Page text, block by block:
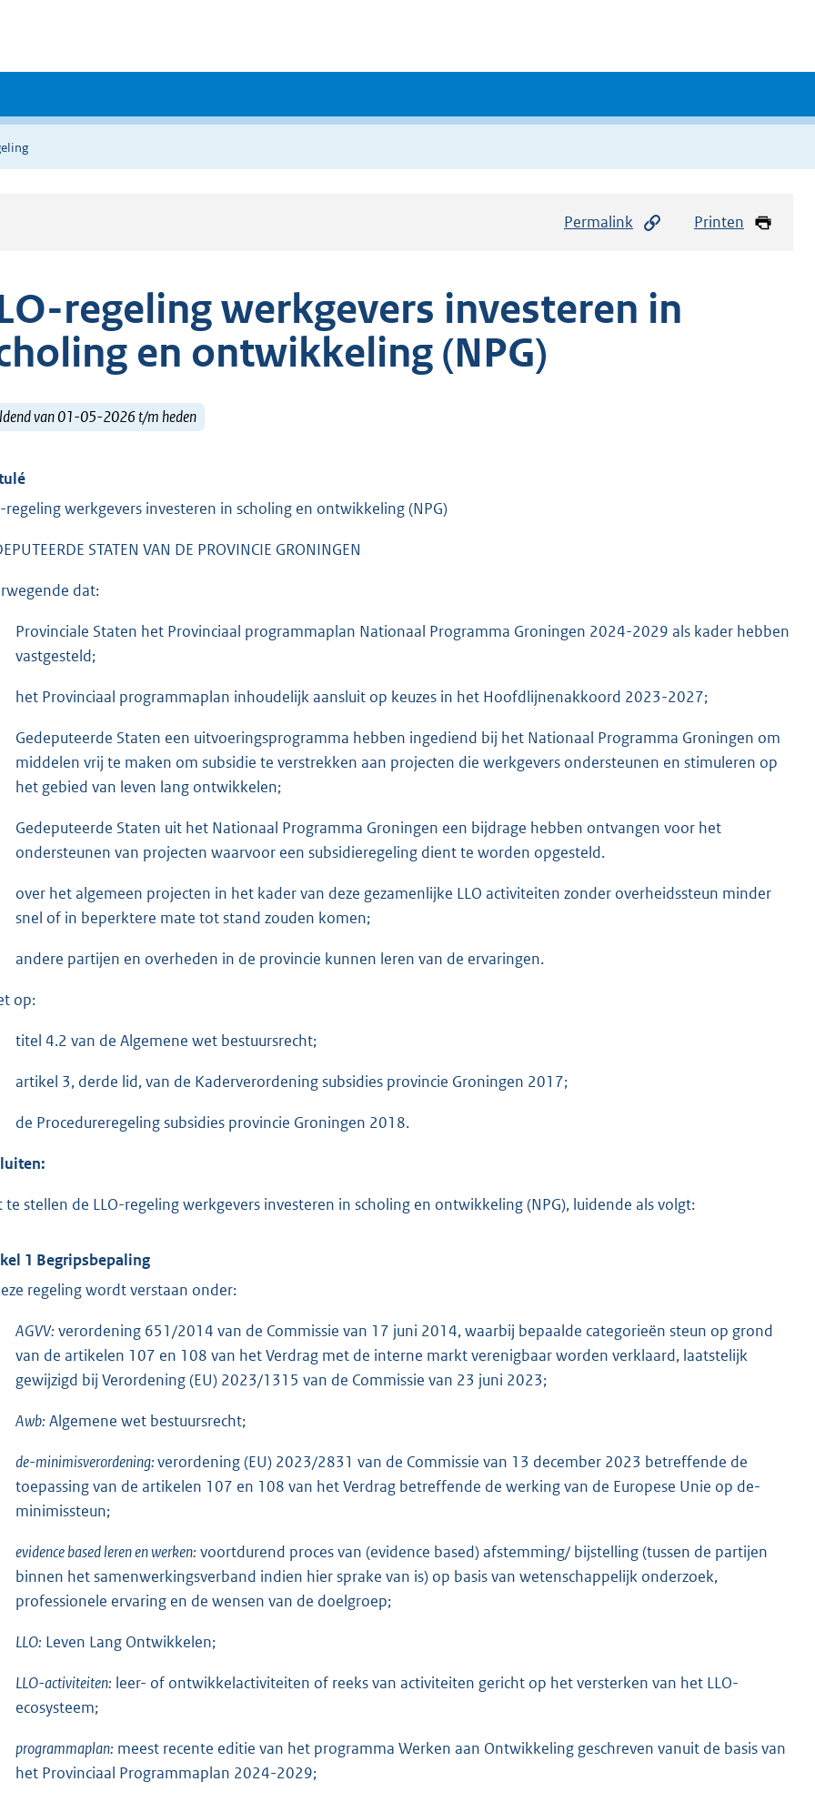
Permalink Printen
regeling werkgevers investeren in
en ontwikkeling (NPG)
van 01-05-2026 t/m heden
regeling werkgevers investeren in scholing en ontwikkeling (NPG)
STATEN VAN DE PROVINCIE GRONINGEN
dat:
Provinciale Staten het Provinciaal programmaplan Nationaal Programma Groningen 2024-2029 als kader hebben
vastgesteld;
het Provinciaal programmaplan inhoudelijk aansluit op keuzes in het Hoofdlijnenakkoord 2023-2027;
Gedeputeerde Staten een uitvoeringsprogramma hebben ingediend bij het Nationaal Programma Groningen om
middelen vrij te maken om subsidie te verstrekken aan projecten die werkgevers ondersteunen en stimuleren op
het gebied van leven lang ontwikkelen;
Gedeputeerde Staten uit het Nationaal Programma Groningen een bijdrage hebben ontvangen voor het
ondersteunen van projecten waarvoor een subsidieregeling dient te worden opgesteld.
over het algemeen projecten in het kader van deze gezamenlijke LLO activiteiten zonder overheidssteun minder
snel of in beperktere mate tot stand zouden komen;
andere partijen en overheden in de provincie kunnen leren van de ervaringen.
op:
titel 4.2 van de Algemene wet bestuursrecht;
artikel 3, derde lid, van de Kaderverordening subsidies provincie Groningen 2017;
de Procedureregeling subsidies provincie Groningen 2018.
te stellen de LLO-regeling werkgevers investeren in scholing en ontwikkeling (NPG), luidende als volgt:
1 Begripsbepaling
regeling wordt verstaan onder:
AGVV: verordening 651/2014 van de Commissie van 17 juni 2014, waarbij bepaalde categorieën steun op grond
van de artikelen 107 en 108 van het Verdrag met de interne markt verenigbaar worden verklaard, laatstelijk
gewijzigd bij Verordening (EU) 2023/1315 van de Commissie van 23 juni 2023;
Awb: Algemene wet bestuursrecht;
de-minimisverordening:verordening (EU) 2023/2831 van de Commissie van 13 december 2023 betreffende de
toepassing van de artikelen 107 en 108 van het Verdrag betreffende de werking van de Europese Unie op de-
minimissteun;
evidence based leren en werken: voortdurend proces van (evidence based) afstemming/ bijstelling (tussen de partijen
binnen het samenwerkingsverband indien hier sprake van is) op basis van wetenschappelijk onderzoek,
professionele ervaring en de wensen van de doelgroep;
LLO: Leven Lang Ontwikkelen;
LLO-activiteiten: leer- of ontwikkelactiviteiten of reeks van activiteiten gericht op het versterken van het LLO-
ecosysteem;
programmaplan: meest recente editie van het programma Werken aan Ontwikkeling geschreven vanuit de basis van
het Provinciaal Programmaplan 2024-2029;